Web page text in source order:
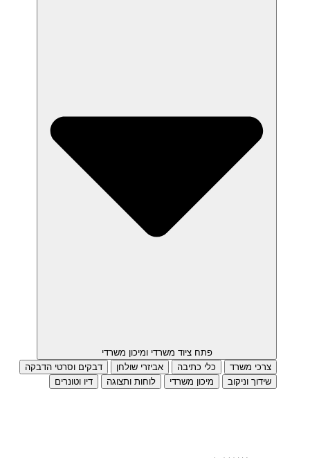
פתח ציוד משרדי ומיכון משרדי
צרכי משרד
כלי כתיבה אביזרי שולחן
דבקים וסרטי הדבקה
שידוך וניקוב
מיכון משרדי לוחות ותצוגה דיו וטונרים